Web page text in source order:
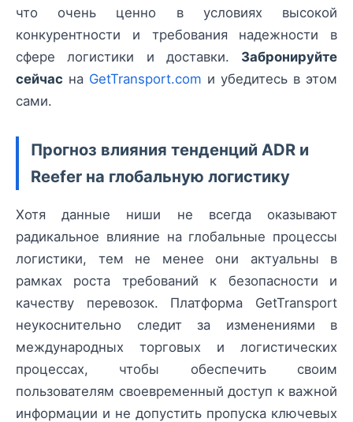
что очень ценно в условиях высокой
конкурентности и требования надежности в
сфере логистики и доставки. Забронируйте
сейчас на GetTransport.com и убедитесь в этом
сами.
Прогноз влияния тенденций ADR и
Reefer на глобальную логистику
Хотя данные ниши не всегда оказывают
радикальное влияние на глобальные процессы
логистики, тем не менее они актуальны в
рамках роста требований к безопасности и
качеству перевозок. Платформа GetTransport
неукоснительно следит за изменениями в
международных торговых и логистических
процессах, чтобы обеспечить своим
пользователям своевременный доступ к важной
информации и не допустить пропуска ключевых